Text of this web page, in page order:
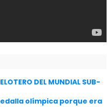
DEL MUNDIAL SUB-
olímpica porque era